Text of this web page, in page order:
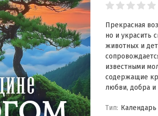
Прекрасная
но и украсить
животных и
известными
содержащие
любви, добра и
Тип: Календарь